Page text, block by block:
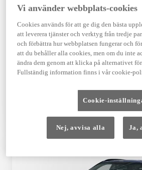
09-2023
Hybrid Bensin
Visa mer
409 900 kr
Från 4 920 kr/mån
Kontakta
Vi använder webbplats-cookies
Cookies används för att ge dig den bästa
att leverera tjänster och verktyg från tredje
och förbättra hur webbplatsen fungerar och
att du behåller alla cookies, men om du inte
ändra dem genom att klicka på alternativet
Fullständig information finns i vår cookie-
Cookie-
Nej, avvisa alla Ja,